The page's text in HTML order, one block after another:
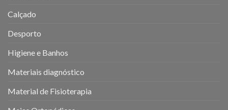
Calçado
Desporto
Higiene e Banhos
Materiais diagnóstico
Material de Fisioterapia